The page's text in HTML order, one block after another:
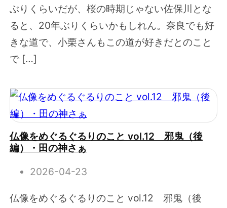
ぶりくらいだが、桜の時期じゃない佐保川とな
ると、20年ぶりくらいかもしれん。奈良でも好
きな道で、小栗さんもこの道が好きだとのこと
で […]
仏像をめぐるぐるりのこと vol.12 邪鬼（後
編）・田の神さぁ
2026-04-23
仏像をめぐるぐるりのこと vol.12 邪鬼（後